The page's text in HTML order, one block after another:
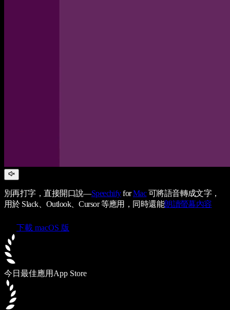
別再打字，直接開口說—SpeechifyforMac可將語音轉成文字，
用於 Slack、Outlook、Cursor 等應用，同時還能朗讀螢幕內容
下載 macOS 版
今日最佳應用 App Store